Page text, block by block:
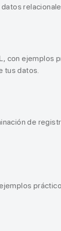
con ejemplos
tus datos.
de